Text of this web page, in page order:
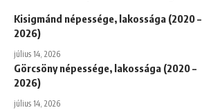
Kisigmánd népessége, lakossága (2020 –
2026)
július 14, 2026
Görcsöny népessége, lakossága (2020 –
2026)
július 14, 2026